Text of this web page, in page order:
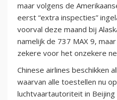
maar volgens de
eerst “extra inspecties”
voorval deze maand bij
namelijk de 737 MAX 9,
zekere voor het onzekere
Chinese airlines beschikken
waarvan alle toestellen nu
luchtvaartautoriteit in